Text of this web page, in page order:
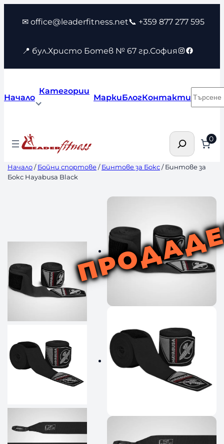
съдържанието
✉ office@leaderfitness.net📞 +359 877 277 595
📍 бул.Христо Ботев № 67 гр.София Instagram
Facebook
Начало
Категории
МаркиБлогКонтакти
Търсене 0
Начало/Бойни спортове/Бинтове за Бокс/ Бинтове за
Бокс Hayabusa Black